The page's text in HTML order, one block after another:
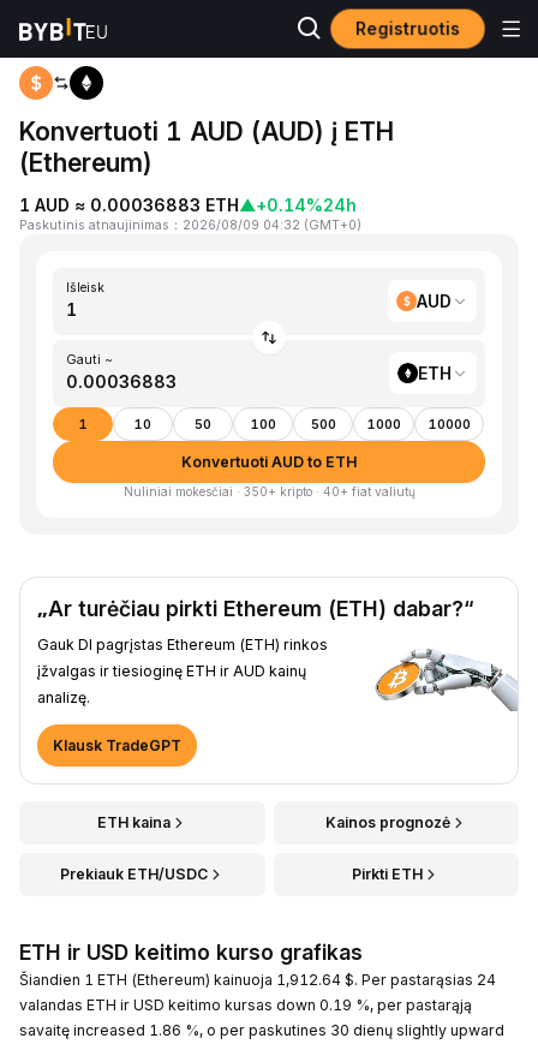
Registruotis
Pagrindinis
Konvertuoti 1 AUD (AUD) į ETH
(Ethereum)
1 AUD ≈ 0.00036883 ETH▲+0.14%24h
Paskutinis atnaujinimas ： 2026/08/09 04:32 (GMT+0)
Išleisk
AUD
Gauti ~
ETH
1 10 50 100 500 1000 10000
Konvertuoti AUD to ETH
Nuliniai mokesčiai · 350+ kripto · 40+ fiat valiutų
„Ar turėčiau pirkti Ethereum (ETH) dabar?“
Gauk DI pagrįstas Ethereum (ETH) rinkos
įžvalgas ir tiesioginę ETH ir AUD kainų
analizę.
Klausk TradeGPT
ETH kaina Kainos prognozė
Prekiauk ETH/USDC Pirkti ETH
ETH ir USD keitimo kurso grafikas
Šiandien 1 ETH (Ethereum) kainuoja 1,912.64 $. Per pastarąsias 24
valandas ETH ir USD keitimo kursas down 0.19 %, per pastarąją
savaitę increased 1.86 %, o per paskutines 30 dienų slightly upward